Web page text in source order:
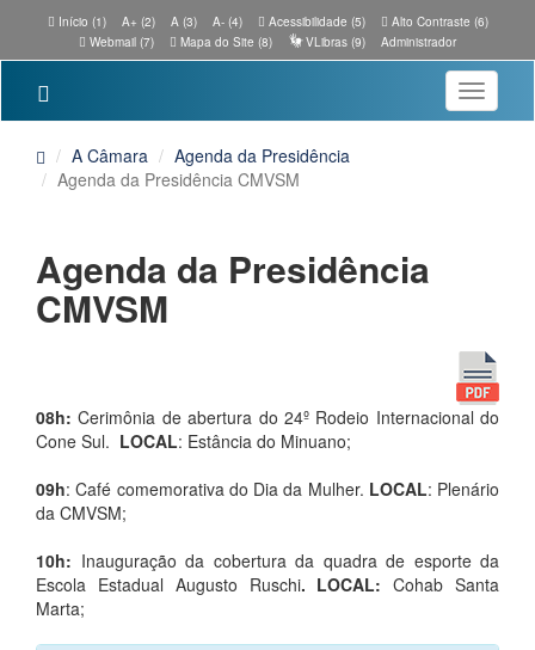
Início (1) A+ (2) A (3) A- (4) Acessibilidade (5)
Alto Contraste (6)
Webmail (7)
Mapa do Site (8) VLibras (9) Administrador
Toggle
A Câmara
Agenda da Presidência
Agenda da Presidência CMVSM
Agenda da Presidência
CMVSM
08h: Cerimônia de abertura do 24º Rodeio Internacional do
Cone Sul. LOCAL: Estância do Minuano;
09h: Café comemorativa do Dia da Mulher. LOCAL: Plenário
da CMVSM;
10h: Inauguração da cobertura da quadra de esporte da
Escola Estadual Augusto Ruschi. LOCAL: Cohab Santa
Marta;